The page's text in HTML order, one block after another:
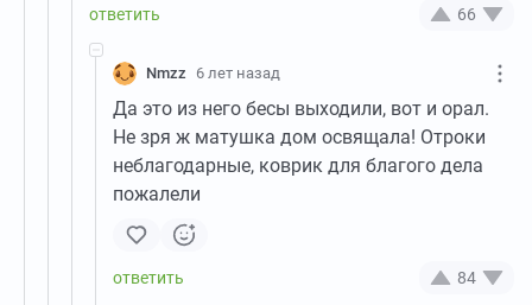
66
Nmzz 6 лет назад
Да это из него бесы выходили, вот и орал.
Не зря ж матушка дом освящала! Отроки
неблагодарные, коврик для благого дела
пожалели
84